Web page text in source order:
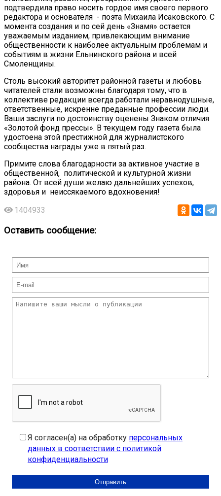
подтвердила право носить гордое имя своего первого
редактора и основателя - поэта Михаила Исаковского. С
момента создания и по сей день «Знамя» остается
уважаемым изданием, привлекающим внимание
общественности к наиболее актуальным проблемам и
событиям в жизни Ельнинского района и всей
Смоленщины.
Столь высокий авторитет районной газеты и любовь
читателей стали возможны благодаря тому, что в
коллективе редакции всегда работали неравнодушные,
ответственные, искренне преданные профессии люди.
Ваши заслуги по достоинству оценены Знаком отличия
«Золотой фонд прессы». В текущем году газета была
удостоена этой престижной для журналистского
сообщества награды уже в пятый раз.
Примите слова благодарности за активное участие в
общественной, политической и культурной жизни
района. От всей души желаю дальнейших успехов,
здоровья и неиссякаемого вдохновения!
1404933
Оставить сообщение:
Я согласен(а) на обработку персональных
данных в соответствии с политикой
конфиденциальности